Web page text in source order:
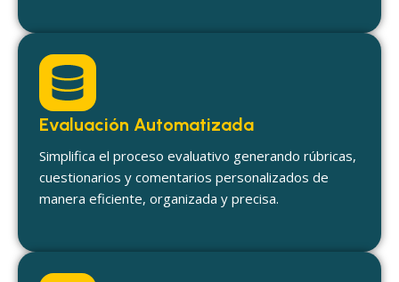
Evaluación Automatizada
Simplifica el proceso evaluativo generando rúbricas,
cuestionarios y comentarios personalizados de
manera eficiente, organizada y precisa.